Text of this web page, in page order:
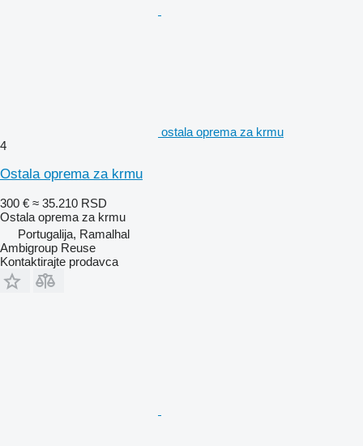
ostala oprema za krmu
4
Ostala oprema za krmu
300 € ≈ 35.210 RSD
Ostala oprema za krmu
Portugalija, Ramalhal
Ambigroup Reuse
Kontaktirajte prodavca